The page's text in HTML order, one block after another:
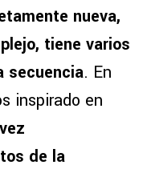
nueva,
tiene varios
secuencia. En
inspirado en
de la